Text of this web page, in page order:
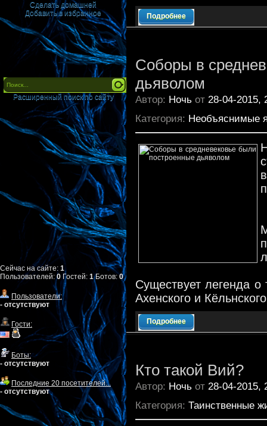
Сделать домашней
|
Добавить в избранное
Расширенный поиск по сайту
Сейчас на сайте: 1
Пользователей:0 Гостей: 1Ботов:0
Пользователи:
- отсутствуют
Гости:
Боты:
- отсутствуют
Последние 20 посетителей...
- отсутствуют
Подробнее
Соборы в
дьяволом
Автор: Ночь от 28-04-2015,
Категория: Необъяснимые
Существует легенда
Ахенского и
Подробнее
Кто такой Вий?
Автор: Ночь от 28-04-2015,
Категория: Таинственные